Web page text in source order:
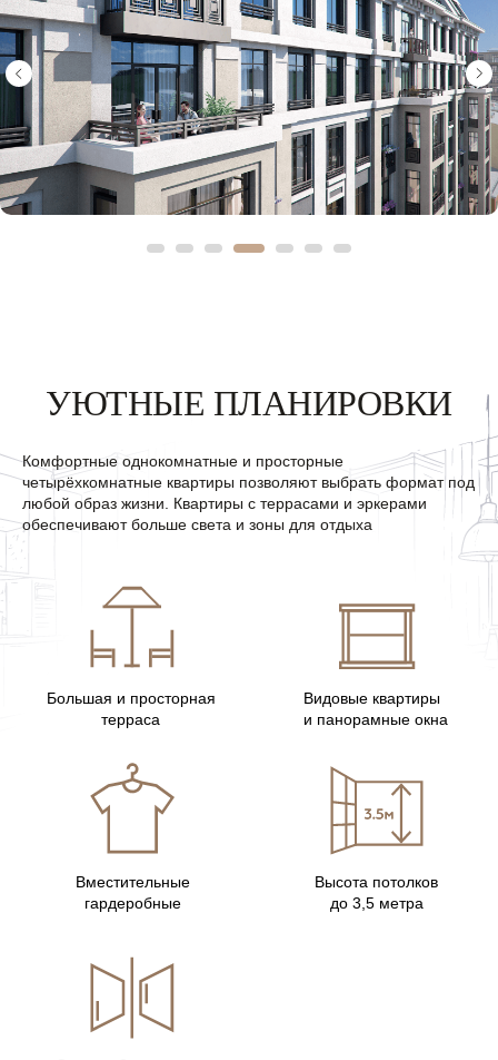
УЮТНЫЕ ПЛАНИРОВКИ
Комфортные однокомнатные и просторные
четырёхкомнатные квартиры позволяют выбрать формат под
любой образ жизни. Квартиры с террасами и эркерами
обеспечивают больше света и зоны для отдыха
Окна на 2 стороны –
проспект и закрытый двор
1-КОМНАТНАЯ
56,7 м 2
Панорамные окна
Большая ванная